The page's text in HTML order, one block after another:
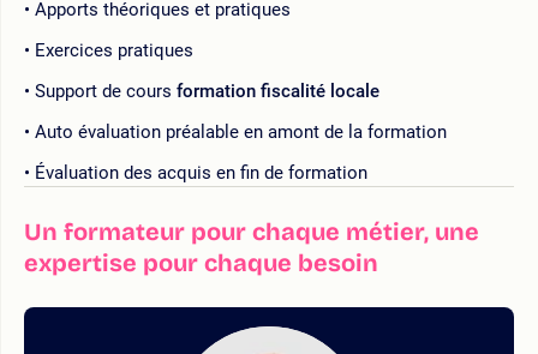
Apports théoriques et pratiques
Exercices pratiques
Support de cours formation fiscalité locale
Auto évaluation préalable en amont de la formation
Évaluation des acquis en fin de formation
Un formateur pour chaque métier, une
expertise pour chaque besoin